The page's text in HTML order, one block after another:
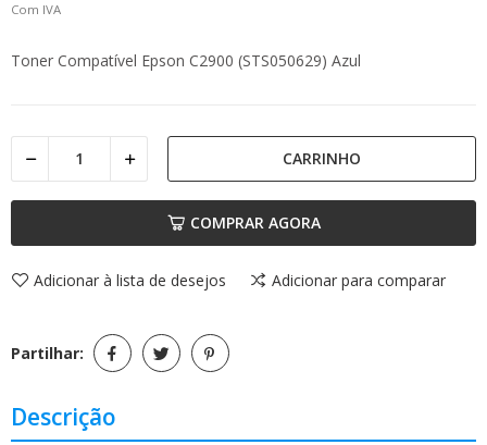
Com IVA
Toner Compatível Epson C2900 (STS050629) Azul
CARRINHO
COMPRAR AGORA
Adicionar à lista de desejos Adicionar para comparar
Partilhar:
Descrição